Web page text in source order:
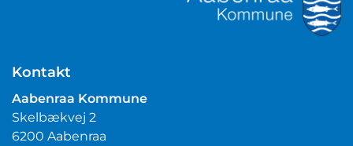
Kontakt
Aabenraa Kommune
Skelbækvej 2
6200 Aabenraa